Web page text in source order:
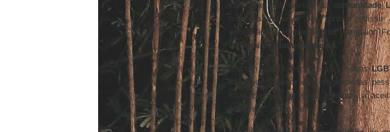
contrárias aos direitos da
comunidade
números estão aí para provar”, disse
educação da Human Rights Campaign
direitos dos homossexuais
“Há um apoio crescente às pessoas
não sendo apesar das religiões das
suas crenças incentiva o amor, a
humanos”, disse ele.